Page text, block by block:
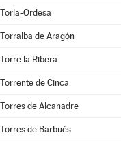
Torla-Ordesa
Torralba de Aragón
Torre la Ribera
Torrente de Cinca
Torres de Alcanadre
Torres de Barbués